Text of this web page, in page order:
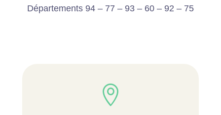
Départements 94 – 77 – 93 – 60 – 92 – 75
